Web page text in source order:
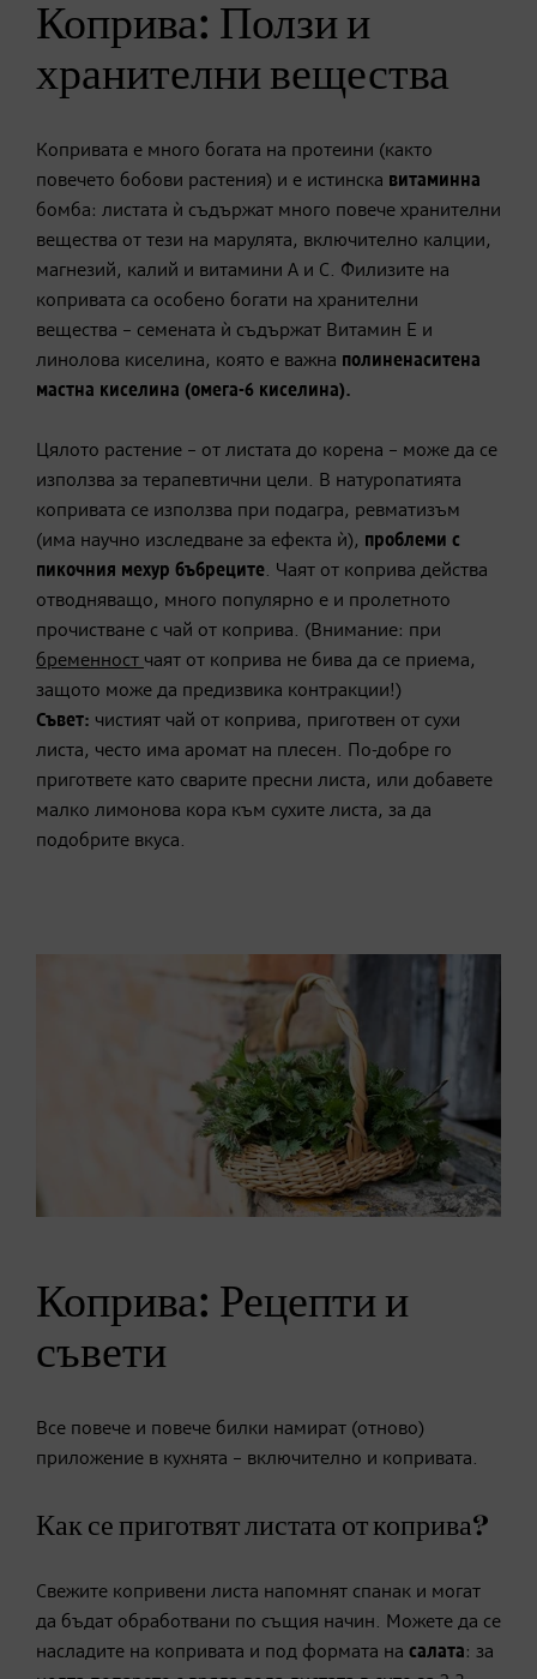
Коприва: Ползи и
хранителни вещества
Копривата е много богата на протеини (както
повечето бобови растения) и е истинска витаминна
бомба: листата ѝ съдържат много повече хранителни
вещества от тези на марулята, включително калции,
магнезий, калий и витамини А и С. Филизите на
копривата са особено богати на хранителни
вещества – семената ѝ съдържат Витамин Е и
линолова киселина, която е важна полиненаситена
мастна киселина (омега-6 киселина).
Цялото растение – от листата до корена – може да се
използва за терапевтични цели. В натуропатията
копривата се използва при подагра, ревматизъм
(има научно изследване за ефекта ѝ), проблеми с
пикочния мехур бъбреците. Чаят от коприва действа
отводняващо, много популярно е и пролетното
прочистване с чай от коприва. (Внимание: при
бременност чаят от коприва не бива да се приема,
защото може да предизвика контракции!)
Съвет: чистият чай от коприва, приготвен от сухи
листа, често има аромат на плесен. По-добре го
пригответе като сварите пресни листа, или добавете
малко лимонова кора към сухите листа, за да
подобрите вкуса.
Коприва: Рецепти и
съвети
Все повече и повече билки намират (отново)
приложение в кухнята – включително и копривата.
Как се приготвят листата от коприва?
Свежите копривени листа напомнят спанак и могат
да бъдат обработвани по същия начин. Можете да се
насладите на копривата и под формата на салата: за